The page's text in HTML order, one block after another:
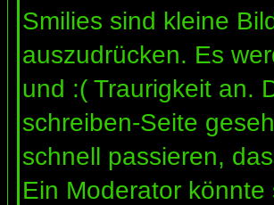
Smilies sind kleine
auszudrücken. Es
und :( Traurigkeit an.
schreiben-Seite
schnell passieren,
Ein Moderator